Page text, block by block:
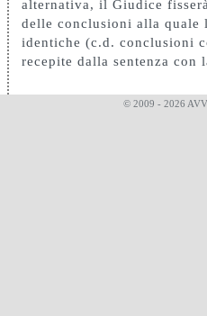
alternativa, il Giudice
delle conclusioni alla quale
identiche (c.d. conclusioni
recepite dalla sentenza
© 2009 - 2026